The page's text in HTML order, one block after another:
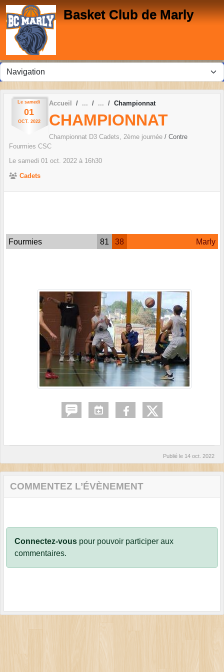
Basket Club de Marly
Le samedi
01
OCT. 2022
Accueil Championnat
CHAMPIONNAT
Championnat D3 Cadets, 2ème journée / Contre
Fourmies CSC
Le samedi 01 oct. 2022 à 16h30
Cadets
Fourmies 81 38 Marly
Publié le 14 oct. 2022
COMMENTEZ L’ÉVÈNEMENT
Connectez-vous pour pouvoir participer aux
commentaires.
Panneau de gestion des cookies